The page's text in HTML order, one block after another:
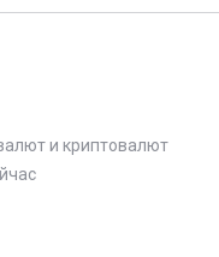
и криптовалют